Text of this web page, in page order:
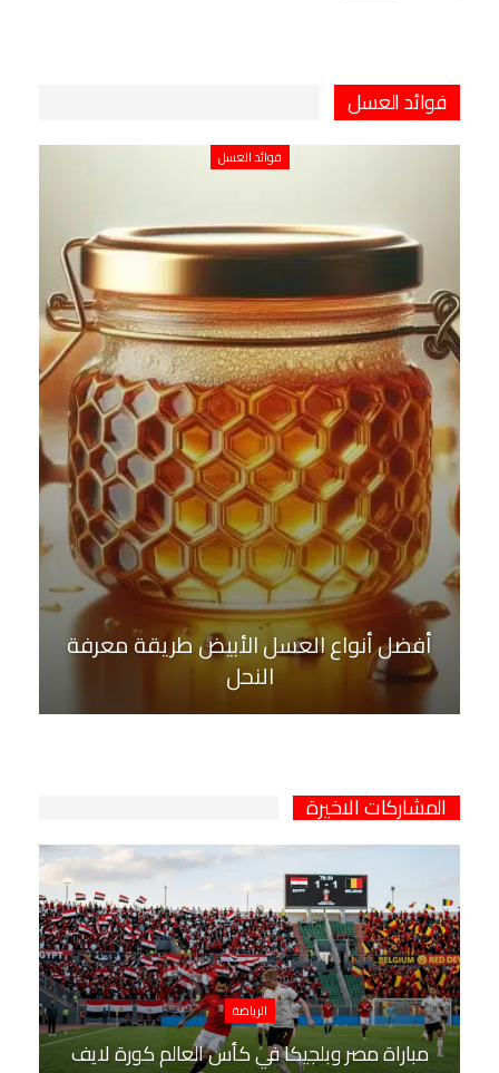
فوائد العسل
فوائد العسل
أفضل أنواع العسل الأبيض طريقة معرفة
النحل
المشاركات الاخيرة
الرياضة
مباراة مصر وبلجيكا في كأس العالم كورة لايف